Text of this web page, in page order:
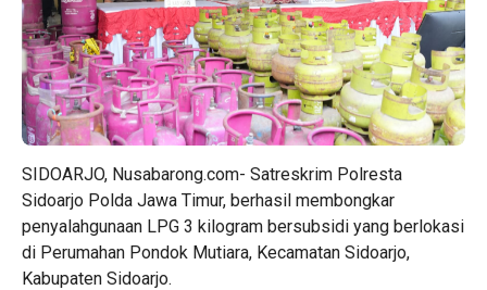
SIDOARJO, Nusabarong.com- Satreskrim Polresta
Sidoarjo Polda Jawa Timur, berhasil membongkar
penyalahgunaan LPG 3 kilogram bersubsidi yang berlokasi
di Perumahan Pondok Mutiara, Kecamatan Sidoarjo,
Kabupaten Sidoarjo.